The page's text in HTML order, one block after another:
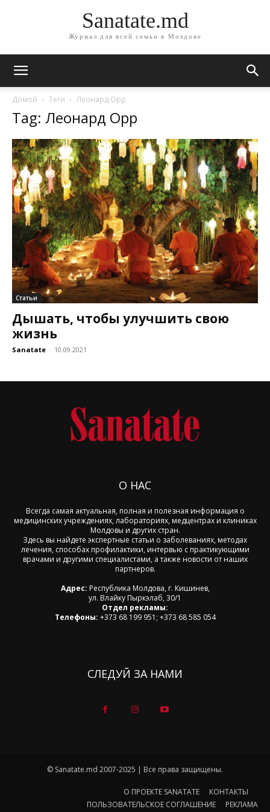
Sanatate.md
Журнал для всей семьи в Молдове
Домой Теги Леонард Орр
Tag: Леонард Орр
Статьи
Дышать, чтобы улучшить свою
жизнь
Sanatate - 10.09.2021
О НАС
Всегда самая актуальная, полная и полезная информация о
медицинских учреждениях, лабораториях, медцентрах и клиниках
Молдовы и других стран.
Здесь вы найдете экспертные статьи о заболеваниях, методах
лечения, способах профилактики, интервью с практикующими
врачами и другими специалистами, а также новости от наших
партнеров.
Адрес: Республика Молдова, г. Кишинев,
ул. Влайку Пыркэлаб, 30/1
Отдел рекламы:
Телефоны: +373 68 199 951; +373 68 585 054
СЛЕДУЙ ЗА НАМИ
© Sanatate.md 2007-2025 | Все права защищены.
О ПРОЕКТЕ SANATATE
КОНТАКТЫ
ПОЛЬЗОВАТЕЛЬСКОЕ СОГЛАШЕНИЕ
РЕКЛАМА